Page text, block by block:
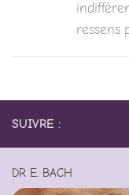
ressens
SUIVRE :
DR E. BACH